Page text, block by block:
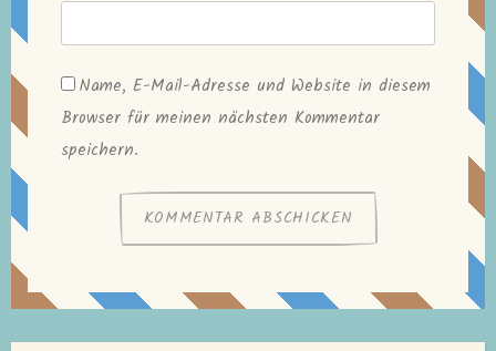
Name, E-Mail-Adresse und Website in diesem
Browser für meinen nächsten Kommentar
speichern.